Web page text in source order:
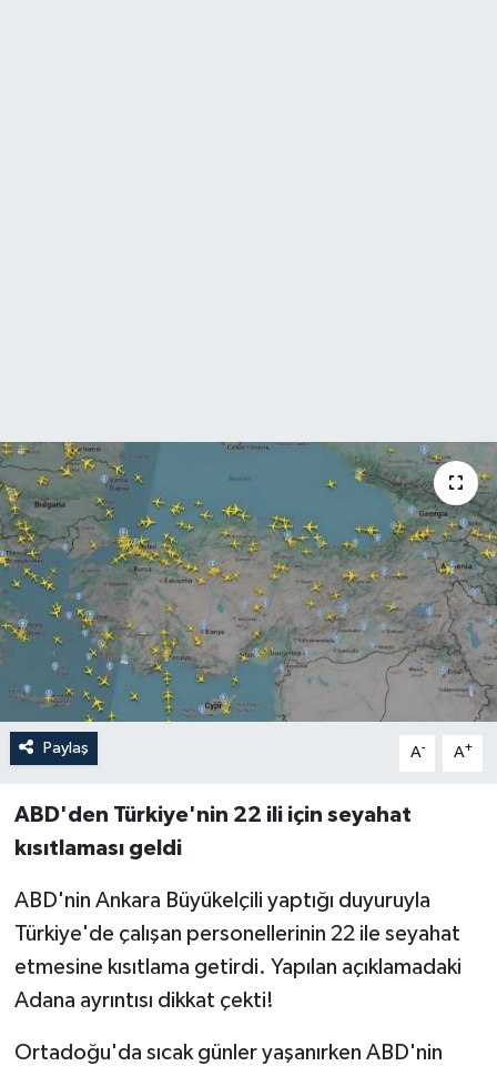
Paylaş A- A+
ABD'den Türkiye'nin 22 ili için seyahat
kısıtlaması geldi
ABD'nin Ankara Büyükelçili yaptığı duyuruyla
Türkiye'de çalışan personellerinin 22 ile seyahat
etmesine kısıtlama getirdi. Yapılan açıklamadaki
Adana ayrıntısı dikkat çekti!
Ortadoğu'da sıcak günler yaşanırken ABD'nin